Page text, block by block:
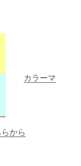
カラーマ
から